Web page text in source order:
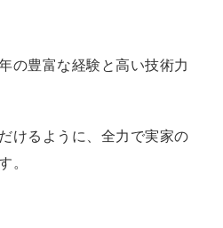
の豊富な経験と高い技術力
けるように、全力で実家の
。